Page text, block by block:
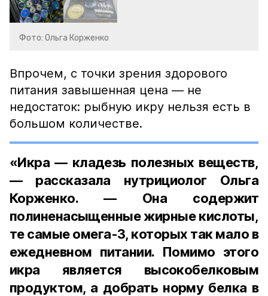
Фото: Ольга Корженко
Впрочем, с точки зрения здорового
питания завышенная цена — не
недостаток: рыбную икру нельзя есть в
большом количестве.
«Икра — кладезь полезных веществ,
— рассказала нутрициолог Ольга
Корженко. — Она содержит
полиненасыщенные жирные кислоты,
те самые омега-3, которых так мало в
ежедневном питании. Помимо этого
икра является высокобелковым
продуктом, а добрать норму белка в